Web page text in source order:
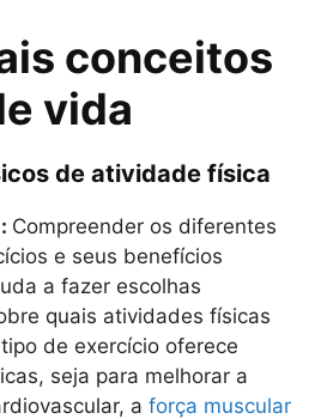
conceitos
vida
de atividade física
Compreender os diferentes
e seus benefícios
a fazer escolhas
quais atividades físicas
de exercício oferece
seja para melhorar a
a força muscular